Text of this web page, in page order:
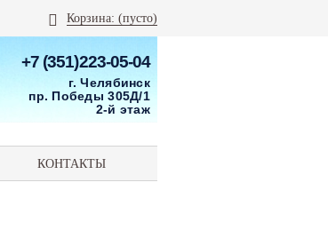
Корзина: (пусто)
+7 (351)223-05-04
г. Челябинск
пр. Победы 305Д/1
2-й этаж
КОНТАКТЫ